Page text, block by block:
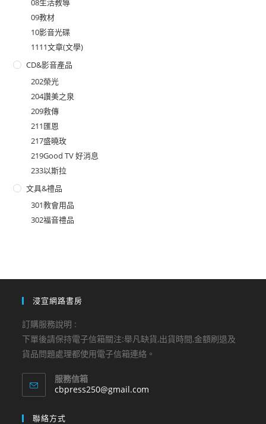
09教材
10影音光碟
1111文章(文學)
CD&影音產品
202榮光
204讚美之泉
209救傳
211匯恩
217盛曉玫
219Good TV 好消息
233以斯拉
文具&禮品
301教會用品
302福音禮品
浸宣網路書房
訂購服務說明 :
下單後請保持電子信箱關注:舉凡缺貨,出貨時間,金額刷退及
貨品問題處理都使用電子信箱連絡。
服務信箱
cbpress250@gmail.com
聯絡方式